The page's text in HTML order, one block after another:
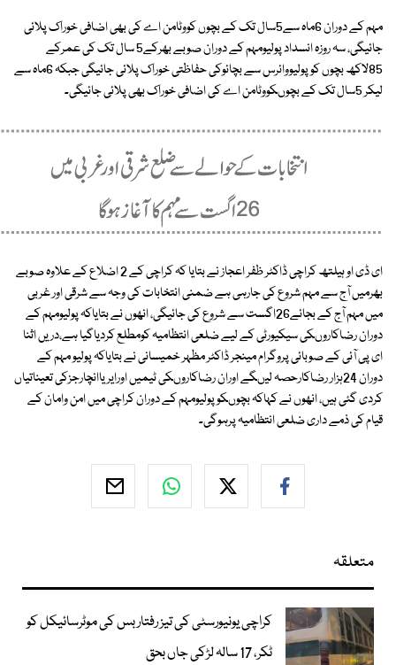
مہم کے دوران 6ماہ سے5سال تک کے بچوں کووٹامن اے کی بھی اضافی خوراک پلائی
جائیگی، سہ روزہ انسداد پولیومہم کے دوران صوبے بھرکے5 سال تک کی عمرکے
85لاکھ بچوں کوپولیووائرس سے بچائوکی حفاظتی خوراک پلائی جائیگی جبکہ 6ماہ سے
لیکر 5سال تک کے بچوںکووٹامن اے کی اضافی خوراک بھی پلائی جائیگی۔
ای ڈی او ہیلتھ کراچی ڈاکٹر ظفر اعجاز نے بتایا کہ کراچی کے 2 اضلاع کے علاوہ صوبے
بھرمیں آج سے مہم شروع کی جارہی ہے ضمنی انتخابات کی وجہ سے شرقی اور غربی
میں مہم آج کے بجائے26اگست سے شروع کی جائیگی، انھوں نے بتایاکہ پولیومہم کے
دوران رضاکاروںکی سیکیورٹی کے لیے ضلعی انتظامیہ کومطلع کردیاگیا ہے،دریں اثنا
ای پی آئی کے صوبائی پروگرام مینجر ڈاکٹر مظہر خمیسانی نے بتایاکہ پولیو مہم کے
دوران 24ہزار رضاکارحصہ لیںگے اوران رضاکاروںکی ٹیمیں اورایریاانچارجزکی تعیناتیاں
کردی گئی ہیں، انھوں نے کہاکہ بچوںکوپولیومہم کے دوران کراچی میں امن وامان کے
قیام کی ذمے داری ضلعی انتظامیہ پرہوگی۔
متعلقہ
کراچی یونیورسٹی کی تیز رفتار بس کی موٹرسائیکل کو
ٹکر، 17 سالہ لڑکی جاں بحق